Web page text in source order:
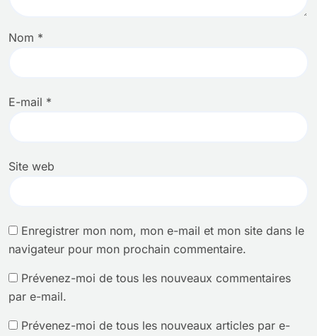
Nom *
E-mail *
Site web
Enregistrer mon nom, mon e-mail et mon site dans le
navigateur pour mon prochain commentaire.
Prévenez-moi de tous les nouveaux commentaires
par e-mail.
Prévenez-moi de tous les nouveaux articles par e-